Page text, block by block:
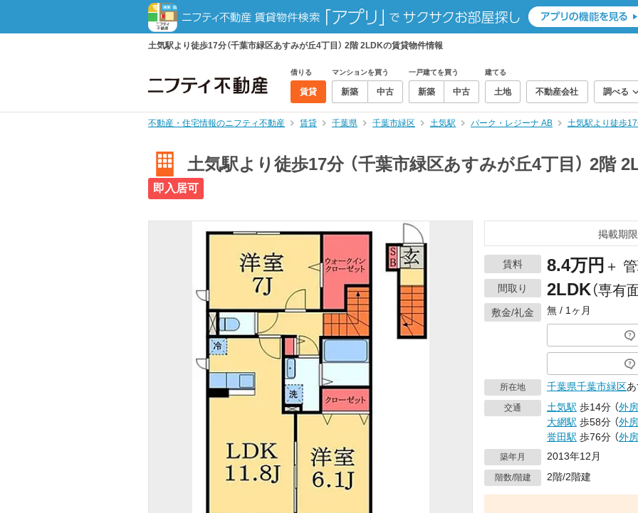
土気駅より徒歩17分（千葉市緑区あすみが丘4丁目） 2階 2LDKの賃貸物件情報
借りる
賃貸
マンションを買う
新築 中古
一戸建てを買う
新築 中古
建てる
土地 不動産会社 調べる
不動産・住宅情報のニフティ不動産 賃貸 千葉県 千葉市緑区 土気駅 パーク・レジーナ AB 土気駅より徒歩
土気駅より徒歩17分 （千葉市緑区あすみが丘4丁目） 2階
即入居可
掲載期
賃料 8.4万円 ＋
間取り 2LDK（専有
敷金/礼金 無 / 1ヶ月
所在地 千葉県千葉市緑区
交通 土気駅 歩14分 （外
大網駅 歩58分 （外
誉田駅 歩76分 （外
築年月 2013年12月
階数/階建 2階/2階建